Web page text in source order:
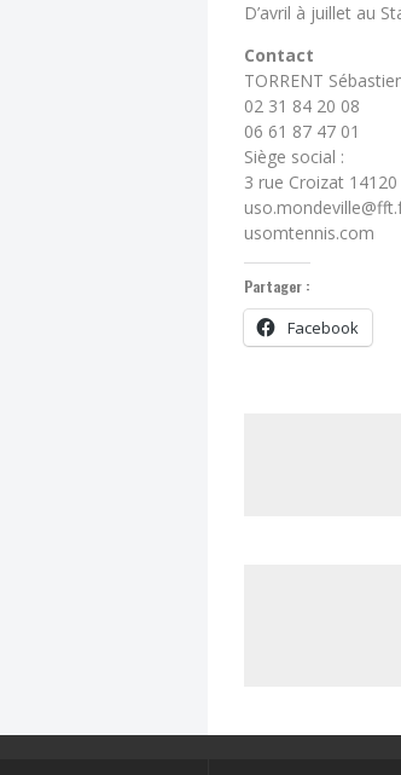
D’avril à juillet au
Contact
TORRENT
02 31 84 20 08
06 61 87 47 01
Siège social :
3 rue Croizat
usomtennis.com
Partager :
Facebook